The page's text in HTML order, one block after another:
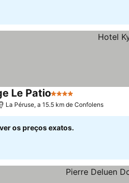
Le Patio4 Estrelas
La Péruse, a 15.5 km de Confolens
os preços exatos.